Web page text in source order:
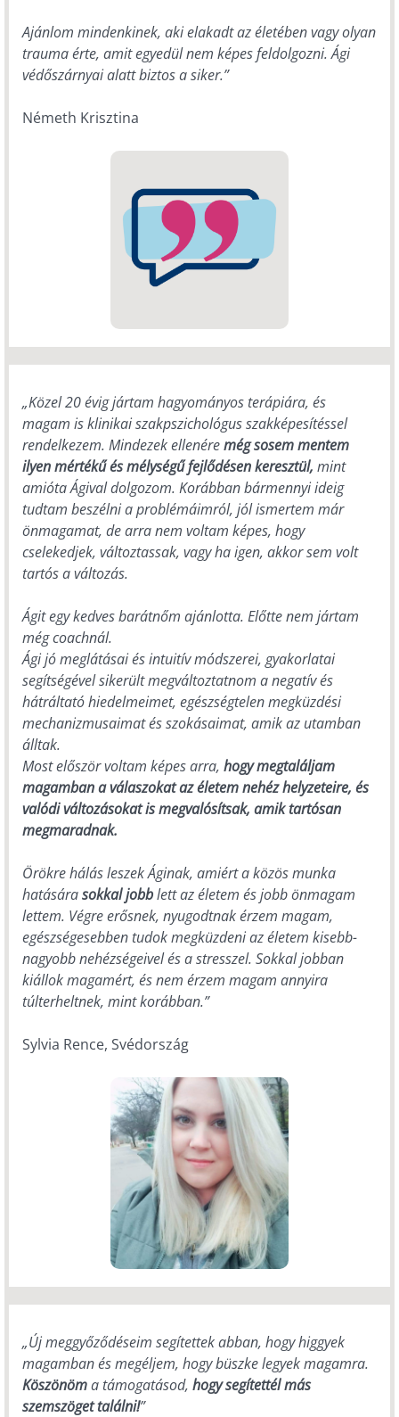
Ajánlom mindenkinek, aki elakadt az életében vagy olyan
trauma érte, amit egyedül nem képes feldolgozni. Ági
védőszárnyai alatt biztos a siker.”
Németh Krisztina
„Közel 20 évig jártam hagyományos terápiára, és
magam is klinikai szakpszichológus szakképesítéssel
rendelkezem. Mindezek ellenéremég sosem mentem
ilyen mértékű és mélységű fejlődésen keresztül, mint
amióta Ágival dolgozom. Korábban bármennyi ideig
tudtam beszélni a problémáimról, jól ismertem már
önmagamat, de arra nem voltam képes, hogy
cselekedjek, változtassak, vagy ha igen, akkor sem volt
tartós a változás.
Ágit egy kedves barátnőm ajánlotta. Előtte nem jártam
még coachnál.
Ági jó meglátásai és intuitív módszerei, gyakorlatai
segítségével sikerült megváltoztatnom a negatív és
hátráltató hiedelmeimet, egészségtelen megküzdési
mechanizmusaimat és szokásaimat, amik az utamban
álltak.
Most először voltam képes arra, hogy megtaláljam
magamban a válaszokat az életem nehéz helyzeteire, és
valódi változásokat is megvalósítsak, amik tartósan
megmaradnak.
Örökre hálás leszek Áginak, amiért a közös munka
hatásárasokkal jobblett az életem és jobb önmagam
lettem. Végre erősnek, nyugodtnak érzem magam,
egészségesebben tudok megküzdeni az életem kisebb-
nagyobb nehézségeivel és a stresszel. Sokkal jobban
kiállok magamért, és nem érzem magam annyira
túlterheltnek, mint korábban.”
Sylvia Rence, Svédország
„Új meggyőződéseim segítettek abban, hogy higgyek
magamban és megéljem, hogy büszke legyek magamra.
Köszönöma támogatásod, hogy segítettél más
szemszöget találni!”